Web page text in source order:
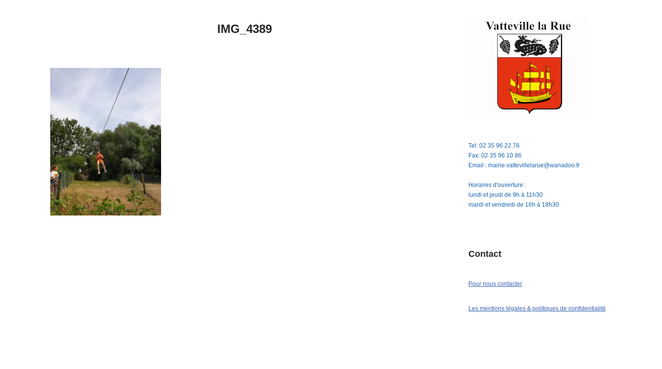
IMG_4389
Tel: 02 35 96 22 76
Fax: 02 35 96 10 86
Email : mairie.vattevillelarue@wanadoo.fr
Horaires d'ouverture :
lundi et jeudi de 9h à 11h30
mardi et vendredi de 16h à 18h30
Contact
Pour nous contacter
Les mentions légales & politiques de confidentialité